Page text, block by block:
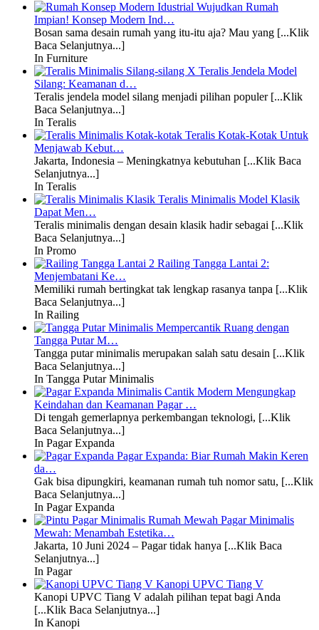
Wujudkan Rumah
Impian! Konsep Modern Ind…
Bosan sama desain rumah yang itu-itu aja? Mau yang [...Klik
Baca Selanjutnya...]
In Furniture
Teralis Jendela Model
Silang: Keamanan d…
Teralis jendela model silang menjadi pilihan populer [...Klik
Baca Selanjutnya...]
In Teralis
Teralis Kotak-Kotak Untuk
Menjawab Kebut…
Jakarta, Indonesia – Meningkatnya kebutuhan [...Klik Baca
Selanjutnya...]
In Teralis
Teralis Minimalis Model Klasik
Dapat Men…
Teralis minimalis dengan desain klasik hadir sebagai [...Klik
Baca Selanjutnya...]
In Promo
Railing Tangga Lantai 2:
Menjembatani Ke…
Memiliki rumah bertingkat tak lengkap rasanya tanpa [...Klik
Baca Selanjutnya...]
In Railing
Mempercantik Ruang dengan
Tangga Putar M…
Tangga putar minimalis merupakan salah satu desain [...Klik
Baca Selanjutnya...]
In Tangga Putar Minimalis
Mengungkap
Keindahan dan Keamanan Pagar …
Di tengah gemerlapnya perkembangan teknologi, [...Klik
Baca Selanjutnya...]
In Pagar Expanda
Pagar Expanda: Biar Rumah Makin Keren
da…
Gak bisa dipungkiri, keamanan rumah tuh nomor satu, [...Klik
Baca Selanjutnya...]
In Pagar Expanda
Pagar Minimalis
Mewah: Menambah Estetika…
Jakarta, 10 Juni 2024 – Pagar tidak hanya [...Klik Baca
Selanjutnya...]
In Pagar
Kanopi UPVC Tiang V
Kanopi UPVC Tiang V adalah pilihan tepat bagi Anda
[...Klik Baca Selanjutnya...]
In Kanopi